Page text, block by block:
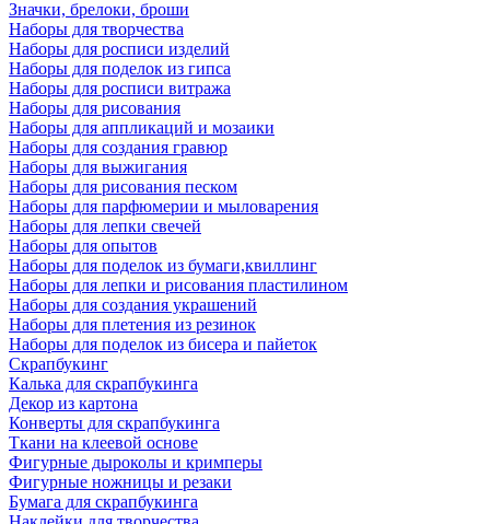
Значки, брелоки, броши
Наборы для творчества
Наборы для росписи изделий
Наборы для поделок из гипса
Наборы для росписи витража
Наборы для рисования
Наборы для аппликаций и мозаики
Наборы для создания гравюр
Наборы для выжигания
Наборы для рисования песком
Наборы для парфюмерии и мыловарения
Наборы для лепки свечей
Наборы для опытов
Наборы для поделок из бумаги,квиллинг
Наборы для лепки и рисования пластилином
Наборы для создания украшений
Наборы для плетения из резинок
Наборы для поделок из бисера и пайеток
Скрапбукинг
Калька для скрапбукинга
Декор из картона
Конверты для скрапбукинга
Ткани на клеевой основе
Фигурные дыроколы и кримперы
Фигурные ножницы и резаки
Бумага для скрапбукинга